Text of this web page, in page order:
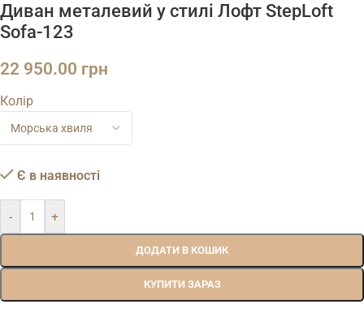
Диван металевий у стилі Лофт StepLoft
Sofa-123
22 950.00 грн
Колір
Є в наявності
- +
ДОДАТИ В КОШИК
КУПИТИ ЗАРАЗ